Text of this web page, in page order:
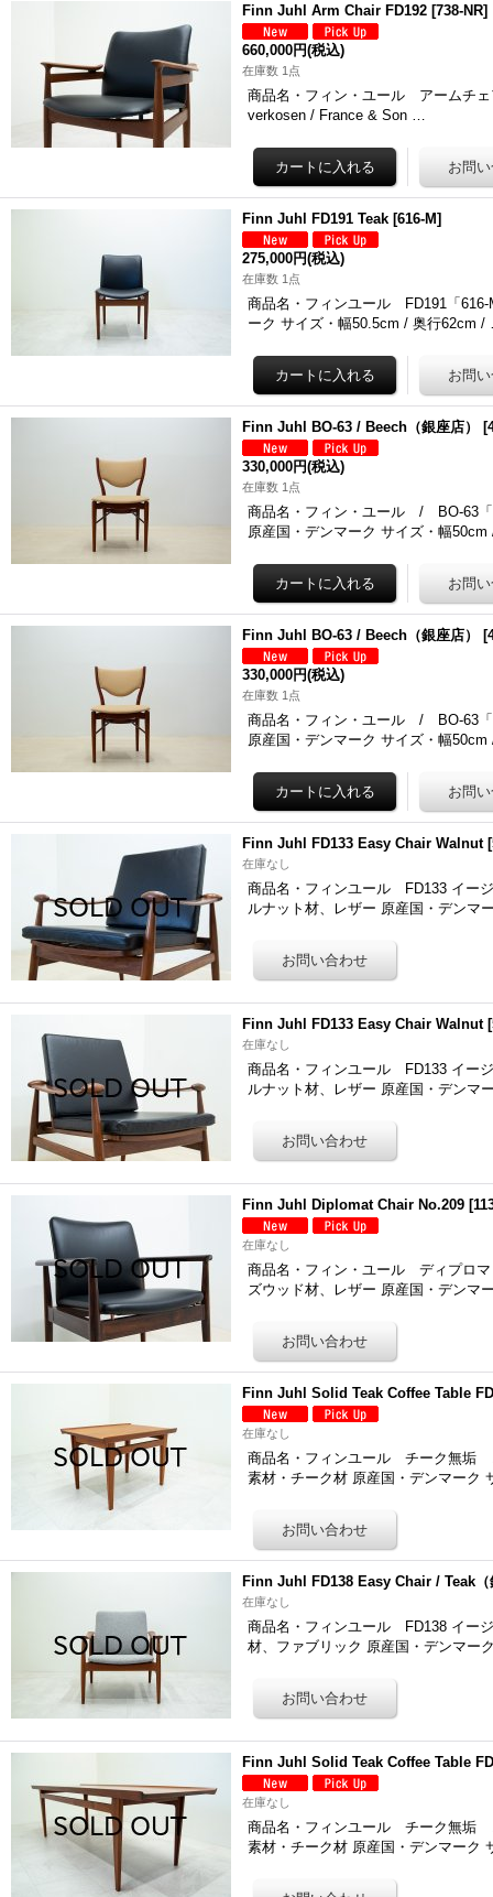
Finn Juhl Arm Chair FD192 [738-NR]
660,000円(税込)
在庫数 1点
商品名・フィン・ユール アームチ
verkosen / France & Son …
Finn Juhl FD191 Teak [616-M]
275,000円(税込)
在庫数 1点
商品名・フィンユール FD191「616-
ーク サイズ・幅50.5cm / 奥行62cm
Finn Juhl BO-63 / Beech（銀座店） [
330,000円(税込)
在庫数 1点
商品名・フィン・ユール / BO-63「
原産国・デンマーク サイズ・幅
Finn Juhl BO-63 / Beech（銀座店） [
330,000円(税込)
在庫数 1点
商品名・フィン・ユール / BO-63「
原産国・デンマーク サイズ・幅
Finn Juhl FD133 Easy Chair Walnut [
在庫なし
商品名・フィンユール FD133 イー
ルナット材、レザー 原産国・デンマ
Finn Juhl FD133 Easy Chair Walnut [
在庫なし
商品名・フィンユール FD133 イー
ルナット材、レザー 原産国・デンマ
Finn Juhl Diplomat Chair No.209 [
在庫なし
商品名・フィン・ユール ディプロ
ズウッド材、レザー 原産国・デンマ
Finn Juhl Solid Teak Coffee Table
在庫なし
商品名・フィンユール チーク無垢
素材・チーク材 原産国・デンマーク
Finn Juhl FD138 Easy Chair / Teak（
在庫なし
商品名・フィンユール FD138 イー
材、ファブリック 原産国・デンマー
Finn Juhl Solid Teak Coffee Table
在庫なし
商品名・フィンユール チーク無垢
素材・チーク材 原産国・デンマーク